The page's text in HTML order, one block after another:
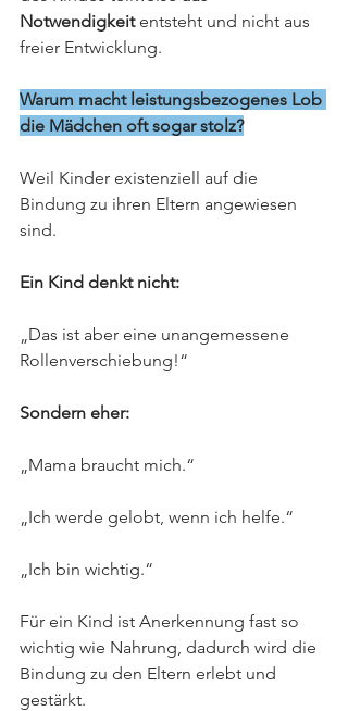
Notwendigkeit entsteht und nicht aus
freier Entwicklung.
Warum macht leistungsbezogenes Lob
die Mädchen oft sogar stolz?
Weil Kinder existenziell auf die
Bindung zu ihren Eltern angewiesen
sind.
Ein Kind denkt nicht:
„Das ist aber eine unangemessene
Rollenverschiebung!“
Sondern eher:
„Mama braucht mich.“
„Ich werde gelobt, wenn ich helfe.“
„Ich bin wichtig.“
Für ein Kind ist Anerkennung fast so
wichtig wie Nahrung, dadurch wird die
Bindung zu den Eltern erlebt und
gestärkt.